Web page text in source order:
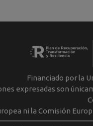
Financiado por la
expresadas son
ni la Comisión